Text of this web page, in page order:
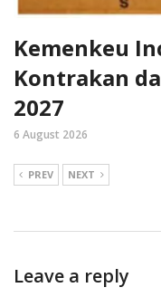
Kemenkeu
Kontrakan
2027
6 August 2026
PREV NEXT
Leave a reply